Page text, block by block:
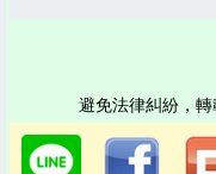
避免法律糾紛，轉